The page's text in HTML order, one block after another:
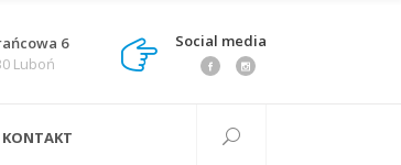
6
Luboń
Social media
KONTAKT